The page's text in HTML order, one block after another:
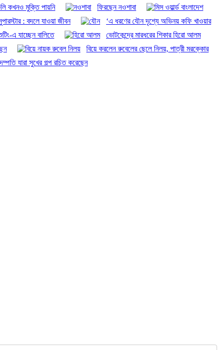
কখনও মুক্তি পায়নি
ফিরছেন নওশাবা
: বদলে যাওয়া জীবন
‘এ ধরণের যৌন দৃশ্যে অভিনয় কফি খাওয়ার
এ যাচ্ছেন বালিতে
ভোটকেন্দ্রে মারধরের শিকার হিরো আলম
বিয়ে করলেন রুবেলের ছেলে নিলয়, পাত্রী মরক্কোর
যারা সুখের গল্প রচিত করেছেন